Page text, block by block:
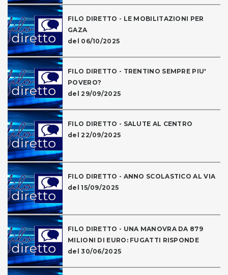
FILO DIRETTO - LE MOBILITAZIONI PER
GAZA
del 06/10/2025
FILO DIRETTO - TRENTINO SEMPRE PIU'
POVERO?
del 29/09/2025
FILO DIRETTO - SALUTE AL CENTRO
del 22/09/2025
FILO DIRETTO - ANNO SCOLASTICO AL VIA
del 15/09/2025
FILO DIRETTO - UNA MANOVRA DA 879
MILIONI DI EURO: FUGATTI RISPONDE
del 30/06/2025